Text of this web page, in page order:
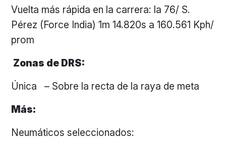
Vuelta más rápida en la carrera: la 76/ S.
Pérez (Force India) 1m 14.820s a 160.561 Kph/
prom
Zonas de DRS:
Única – Sobre la recta de la raya de meta
Más:
Neumáticos seleccionados: